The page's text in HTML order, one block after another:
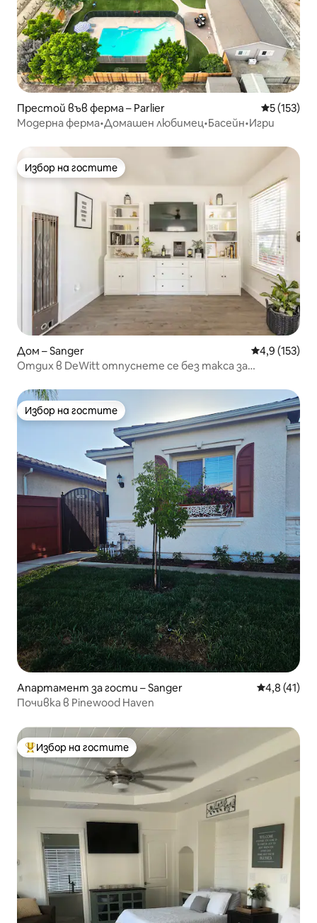
Престой във ферма – Parlier Средна
5 (153)
Модерна ферма•Домашен любимец•Басейн•Игри
Избор на гостите
Избор на гостите
Дом – Sanger Средна
4,9 (153)
Отдих в DeWitt отпуснете се без такса за
Избор на гостите
Избор на гостите
Апартамент за гости – Sanger Средна
4,8 (41)
Почивка в Pinewood Haven
Най-популярен избор на гостите
Избор на гостите